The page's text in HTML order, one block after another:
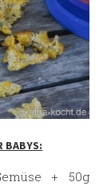
BABYS:
+ 50g